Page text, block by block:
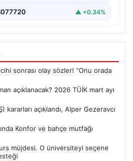
▲ +0.34%
sonrası olay sözler! “Onu orada
açıklanacak? 2026 TÜİK mart ayı
kararları açıklandı, Alper Gezeravcı
Konfor ve bahçe mutfağı
müjdesi. O üniversiteyi seçene